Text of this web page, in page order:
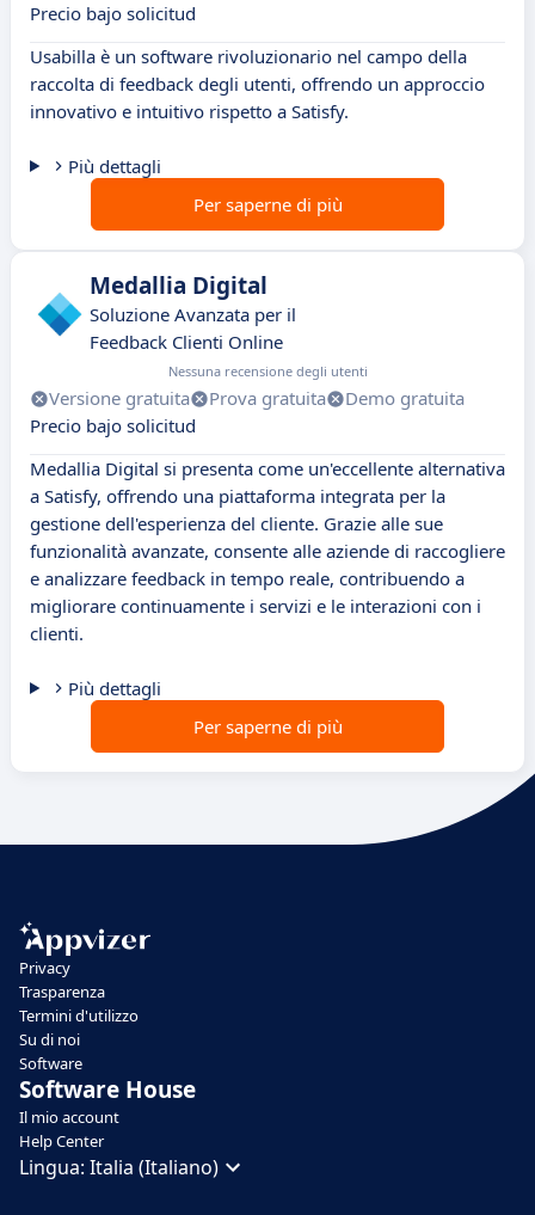
Precio bajo solicitud
Usabilla è un software rivoluzionario nel campo della
raccolta di feedback degli utenti, offrendo un approccio
innovativo e intuitivo rispetto a Satisfy.
Più dettagli
Per saperne di più
Medallia Digital
Soluzione Avanzata per il
Feedback Clienti Online
Nessuna recensione degli utenti
Versione gratuita Prova gratuita
Demo gratuita
Precio bajo solicitud
Medallia Digital si presenta come un'eccellente alternativa
a Satisfy, offrendo una piattaforma integrata per la
gestione dell'esperienza del cliente. Grazie alle sue
funzionalità avanzate, consente alle aziende di raccogliere
e analizzare feedback in tempo reale, contribuendo a
migliorare continuamente i servizi e le interazioni con i
clienti.
Più dettagli
Per saperne di più
Privacy
Trasparenza
Termini d'utilizzo
Su di noi
Software
Software House
Il mio account
Help Center
Lingua: Italia (Italiano)